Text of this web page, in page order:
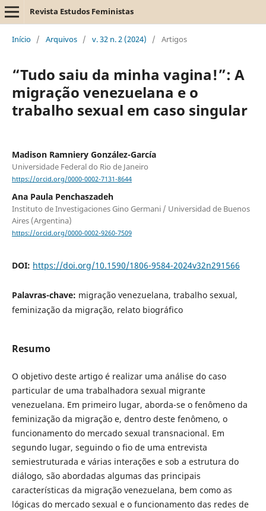
Revista Estudos Feministas
Início / Arquivos / v. 32 n. 2 (2024) / Artigos
“Tudo saiu da minha vagina!”: A
migração venezuelana e o
trabalho sexual em caso singular
Madison Ramniery González-García
Universidade Federal do Rio de Janeiro
https://orcid.org/0000-0002-7131-8644
Ana Paula Penchaszadeh
Instituto de Investigaciones Gino Germani / Universidad de Buenos
Aires (Argentina)
https://orcid.org/0000-0002-9260-7509
DOI: https://doi.org/10.1590/1806-9584-2024v32n291566
Palavras-chave: migração venezuelana, trabalho sexual,
feminização da migração, relato biográfico
Resumo
O objetivo deste artigo é realizar uma análise do caso
particular de uma trabalhadora sexual migrante
venezuelana. Em primeiro lugar, aborda-se o fenômeno da
feminização da migração e, dentro deste fenômeno, o
funcionamento do mercado sexual transnacional. Em
segundo lugar, seguindo o fio de uma entrevista
semiestruturada e várias interações e sob a estrutura do
diálogo, são abordadas algumas das principais
características da migração venezuelana, bem como as
lógicas do mercado sexual e o funcionamento das redes de